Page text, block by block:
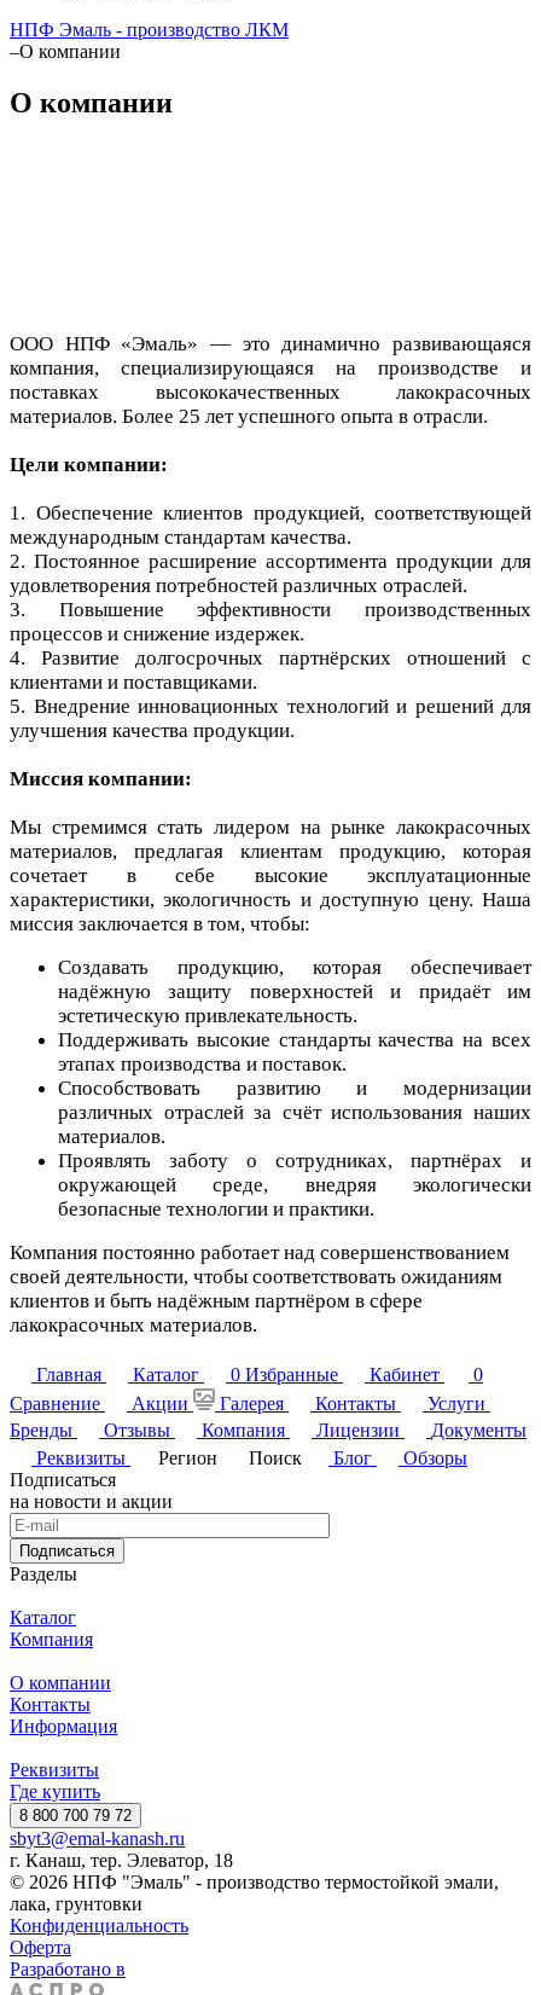
НПФ Эмаль - производство ЛКМ
–О компании
О компании
ООО НПФ «Эмаль» — это динамично развивающаяся
компания, специализирующаяся на производстве и
поставках высококачественных лакокрасочных
материалов. Более 25 лет успешного опыта в отрасли.
Цели компании:
1. Обеспечение клиентов продукцией, соответствующей
международным стандартам качества.
2. Постоянное расширение ассортимента продукции для
удовлетворения потребностей различных отраслей.
3. Повышение эффективности производственных
процессов и снижение издержек.
4. Развитие долгосрочных партнёрских отношений с
клиентами и поставщиками.
5. Внедрение инновационных технологий и решений для
улучшения качества продукции.
Миссия компании:
Мы стремимся стать лидером на рынке лакокрасочных
материалов, предлагая клиентам продукцию, которая
сочетает в себе высокие эксплуатационные
характеристики, экологичность и доступную цену. Наша
миссия заключается в том, чтобы:
Создавать продукцию, которая обеспечивает
надёжную защиту поверхностей и придаёт им
эстетическую привлекательность.
Поддерживать высокие стандарты качества на всех
этапах производства и поставок.
Способствовать развитию и модернизации
различных отраслей за счёт использования наших
материалов.
Проявлять заботу о сотрудниках, партнёрах и
окружающей среде, внедряя экологически
безопасные технологии и практики.
Компания постоянно работает над совершенствованием
своей деятельности, чтобы соответствовать ожиданиям
клиентов и быть надёжным партнёром в cфере
лакокрасочных материалов.
Главная Каталог 0 Избранные Кабинет
0
Сравнение
Акции Галерея Контакты
Услуги
Бренды
Отзывы Компания Лицензии
Документы
Реквизиты
Регион Поиск Блог
Обзоры
Подписаться
на новости и акции
Подписаться
Разделы
Каталог
Компания
О компании
Контакты
Информация
Реквизиты
Где купить
8 800 700 79 72
sbyt3@emal-kanash.ru
г. Канаш, тер. Элеватор, 18
© 2026 НПФ "Эмаль" - производство термостойкой эмали,
лака, грунтовки
Конфиденциальность
Оферта
Разработано в